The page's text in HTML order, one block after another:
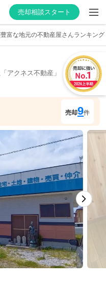
売却相談スタート
富な地元の不動産屋さんランキング
アクネス不動産 」
売却9件